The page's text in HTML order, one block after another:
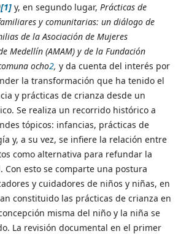
[1]y, en segundo lugar, Prácticas de
y comunitarias: un diálogo de
de la Asociación de Mujeres
Medellín (AMAM) y de la Fundación
ocho2, y da cuenta del interés por
la transformación que ha tenido el
y prácticas de crianza desde un
Se realiza un recorrido histórico a
tópicos: infancias, prácticas de
y, a su vez, se infiere la relación entre
como alternativa para refundar la
esto se comparte una postura
y cuidadores de niños y niñas, en
constituido las prácticas de crianza en
misma del niño y la niña se
La revisión documental en el primer